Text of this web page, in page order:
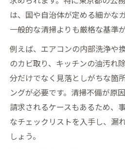
は、国や自治体が定める細かな
一般的な清掃よりも厳格な基準
例えば、エアコンの内部洗浄や
のカビ取り、キッチンの油汚れ
分だけでなく見落としがちな箇
ングが必要です。清掃不備が原
請求されるケースもあるため、
なチェックリストを入手し、漏
しょう。